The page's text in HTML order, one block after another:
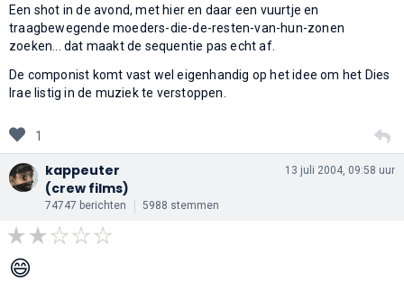
Een shot in de avond, met hier en daar een vuurtje en
traagbewegende moeders-die-de-resten-van-hun-zonen
zoeken... dat maakt de sequentie pas echt af.
De componist komt vast wel eigenhandig op het idee om het Dies
Irae listig in de muziek te verstoppen.
1
kappeuter
(crew films)
74747 berichten 5988 stemmen
13 juli 2004, 09:58 uur
😄